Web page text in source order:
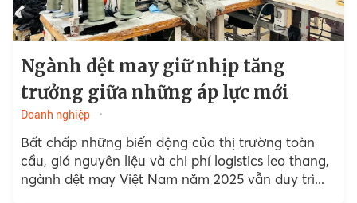
Ngành dệt may giữ nhịp tăng
trưởng giữa những áp lực mới
Doanh nghiệp
Bất chấp những biến động của thị trường toàn
cầu, giá nguyên liệu và chi phí logistics leo thang,
ngành dệt may Việt Nam năm 2025 vẫn duy trì...